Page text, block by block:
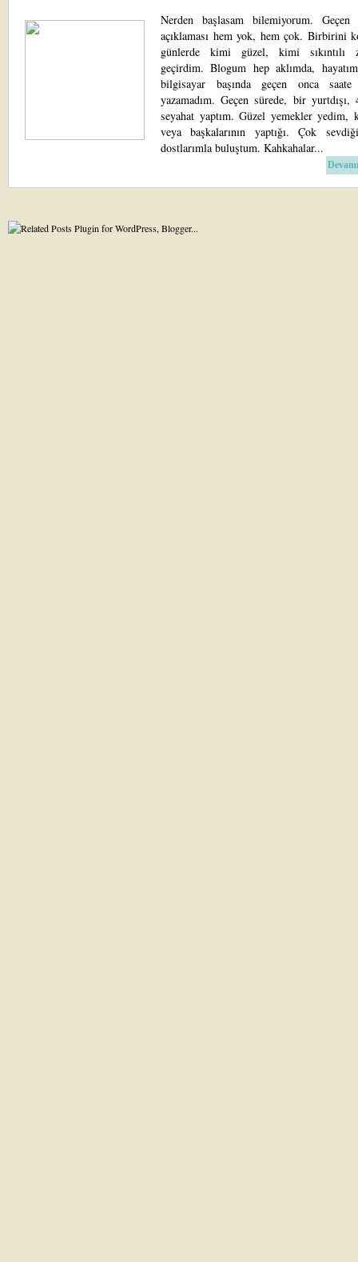
Nerden başlasam bilemiyorum. Geçen
açıklaması hem yok, hem çok. Birbirini
günlerde kimi güzel, kimi sıkıntılı
geçirdim. Blogum hep aklımda,
bilgisayar başında geçen onca saate
yazamadım. Geçen sürede, bir
seyahat yaptım. Güzel yemekler yedim,
veya başkalarının yaptığı. Çok
dostlarımla buluştum. Kahkahalar...